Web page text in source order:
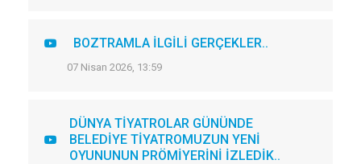
BOZTRAMLA İLGİLİ GERÇEKLER..
07 Nisan 2026, 13:59
DÜNYA TİYATROLAR GÜNÜNDE
BELEDİYE TİYATROMUZUN YENİ
OYUNUNUN PRÖMİYERİNİ İZLEDİK..